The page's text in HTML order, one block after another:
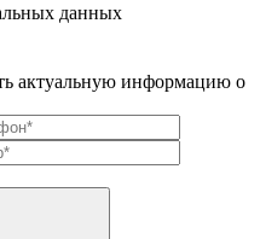
данных
актуальную информацию о